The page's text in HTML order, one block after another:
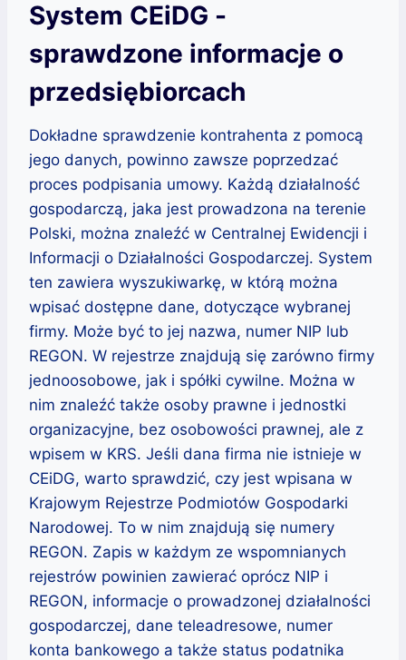
System CEiDG -
sprawdzone informacje o
przedsiębiorcach
Dokładne sprawdzenie kontrahenta z pomocą
jego danych, powinno zawsze poprzedzać
proces podpisania umowy. Każdą działalność
gospodarczą, jaka jest prowadzona na terenie
Polski, można znaleźć w Centralnej Ewidencji i
Informacji o Działalności Gospodarczej. System
ten zawiera wyszukiwarkę, w którą można
wpisać dostępne dane, dotyczące wybranej
firmy. Może być to jej nazwa, numer NIP lub
REGON. W rejestrze znajdują się zarówno firmy
jednoosobowe, jak i spółki cywilne. Można w
nim znaleźć także osoby prawne i jednostki
organizacyjne, bez osobowości prawnej, ale z
wpisem w KRS. Jeśli dana firma nie istnieje w
CEiDG, warto sprawdzić, czy jest wpisana w
Krajowym Rejestrze Podmiotów Gospodarki
Narodowej. To w nim znajdują się numery
REGON. Zapis w każdym ze wspomnianych
rejestrów powinien zawierać oprócz NIP i
REGON, informacje o prowadzonej działalności
gospodarczej, dane teleadresowe, numer
konta bankowego a także status podatnika